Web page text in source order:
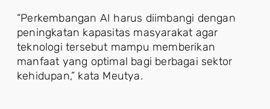
“Perkembangan AI harus diimbangi dengan
peningkatan kapasitas masyarakat agar
teknologi tersebut mampu memberikan
manfaat yang optimal bagi berbagai sektor
kehidupan,” kata Meutya.